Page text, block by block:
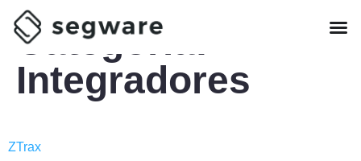
Categoria:
Integradores
ZTrax